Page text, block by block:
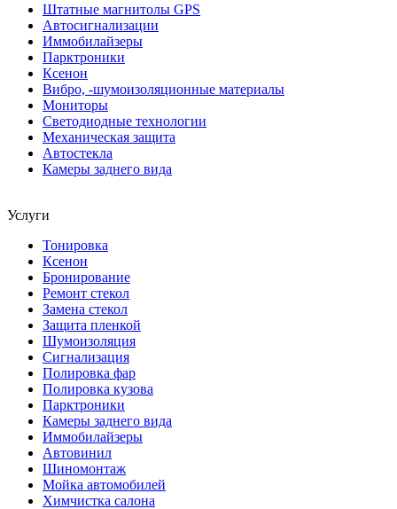
Штатные магнитолы GPS
Автосигнализации
Иммобилайзеры
Парктроники
Ксенон
Вибро, -шумоизоляционные материалы
Мониторы
Светодиодные технологии
Механическая защита
Автостекла
Камеры заднего вида
Услуги
Тонировка
Ксенон
Бронирование
Ремонт стекол
Замена стекол
Защита пленкой
Шумоизоляция
Сигнализация
Полировка фар
Полировка кузова
Парктроники
Камеры заднего вида
Иммобилайзеры
Автовинил
Шиномонтаж
Мойка автомобилей
Химчистка салона